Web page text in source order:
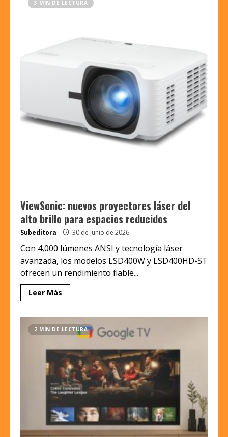
3 MIN DE LECTURA
ViewSonic: nuevos proyectores láser del
alto brillo para espacios reducidos
Subeditora 30 de junio de 2026
Con 4,000 lúmenes ANSI y tecnología láser
avanzada, los modelos LSD400W y LSD400HD-ST
ofrecen un rendimiento fiable...
Leer Más
2 MIN DE LECTURA